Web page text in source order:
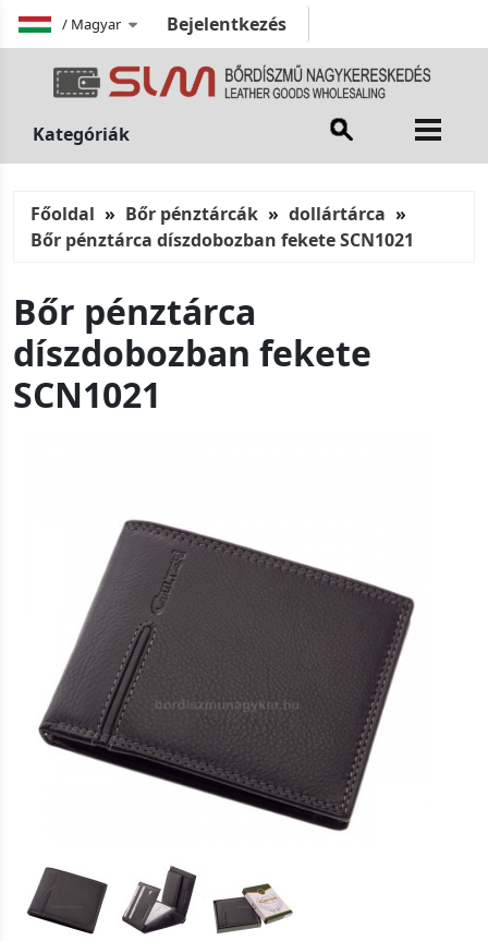
/ Magyar Bejelentkezés
Kategóriák
Főoldal Bőr pénztárcák
dollártárca
Bőr pénztárca díszdobozban fekete SCN1021
Bőr pénztárca
díszdobozban fekete
SCN1021